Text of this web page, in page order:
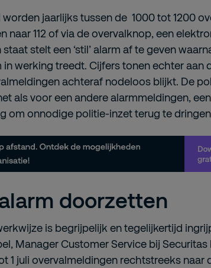
worden jaarlijks tussen de 1000 tot 1200
naar 112 of via de overvalknop, een
stelt een ‘stil’ alarm af te geven
in werking treedt. Cijfers tonen echter aan
achteraf nodeloos blijkt. De
als voor een andere alarmmeldingen,
om onnodige politie-inzet terug te
doorzetten
is begrijpelijk en tegelijkertijd
Manager Customer Service bij Securitas
1 juli overvalmeldingen rechtstreeks naar